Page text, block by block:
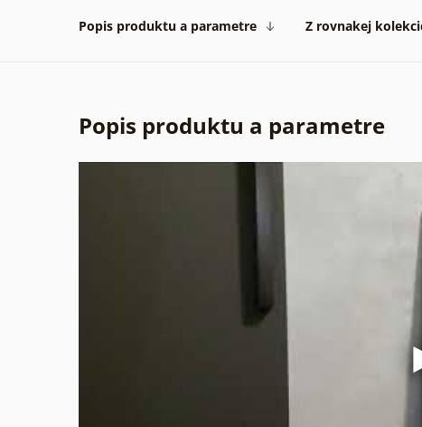
Popis produktu a parametre Z rovnakej
Popis produktu a parametre